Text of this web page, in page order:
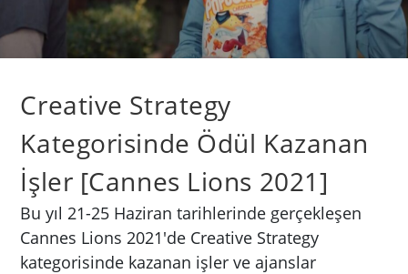
Creative Strategy
Kategorisinde Ödül Kazanan
İşler [Cannes Lions 2021]
Bu yıl 21-25 Haziran tarihlerinde gerçekleşen
Cannes Lions 2021'de Creative Strategy
kategorisinde kazanan işler ve ajanslar